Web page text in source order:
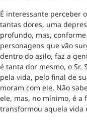
É interessante perceber
tantas dores, uma
profundo, mas,
personagens que vão
dentro do asilo, faz a
é tanta dor mesmo, o Sr.
pela vida, pelo final de
moram com ele. Não
ele, mas, no mínimo, é a
transformou aquela vida